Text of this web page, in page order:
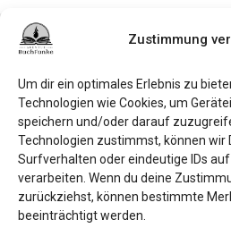
Zustimmung
Um dir ein optimales Erlebnis zu
Technologien wie Cookies, um
speichern und/oder darauf
Technologien zustimmst, können wir
Surfverhalten oder eindeutige IDs
verarbeiten. Wenn du deine
zurückziehst, können bestimmte
beeinträchtigt werden.
FAQ
Kontakt
Bedingungen und
Cookie-
Newsletter der Agentur